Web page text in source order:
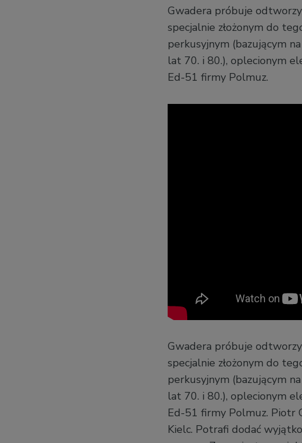
Gwadera próbuje
specjalnie złożonym do
perkusyjnym (bazującym
lat 70. i 80.), oplecionym
Ed-51 firmy Polmuz.
Gwadera próbuje
specjalnie złożonym do
perkusyjnym (bazującym
lat 70. i 80.), oplecionym
Ed-51 firmy Polmuz. Piotr
Kielc. Potrafi dodać